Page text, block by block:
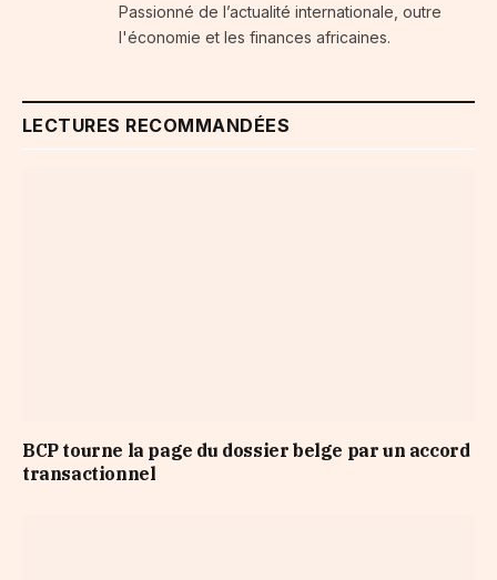
Passionné de l’actualité internationale, outre
l'économie et les finances africaines.
LECTURES RECOMMANDÉES
BCP tourne la page du dossier belge par un accord
transactionnel